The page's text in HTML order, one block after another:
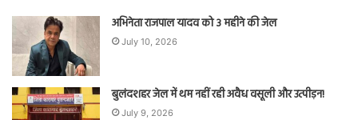
अभिनेता राजपाल यादव को 3 महीने की जेल
July 10, 2026
बुलंदशहर जेल में थम नहीं रही अवैध वसूली और उत्पीड़न!
July 9, 2026